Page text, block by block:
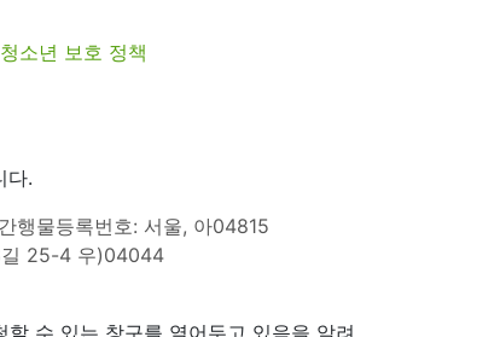
청소년 보호 정책
다.
행물등록번호: 서울, 아04815
길 25-4 우)04044
수 있는 창구를 열어두고 있음을 알려